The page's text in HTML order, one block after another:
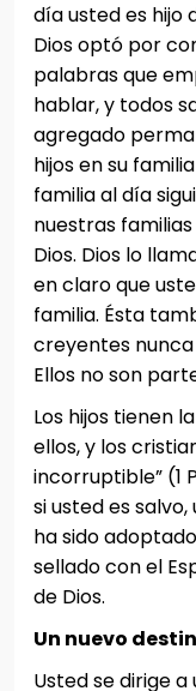
día usted es hijo
Dios optó por
palabras que
hablar, y todos
agregado
hijos en su
familia al día
nuestras
Dios. Dios lo
en claro que
familia. Ésta
creyentes nunca
Ellos no son
Los hijos tienen
ellos, y los
incorruptible” (1
si usted es
ha sido
sellado con el
de Dios.
Un nuevo
Usted se dirige